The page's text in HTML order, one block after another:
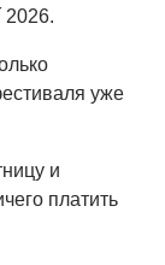
2026.
уже
и
платить